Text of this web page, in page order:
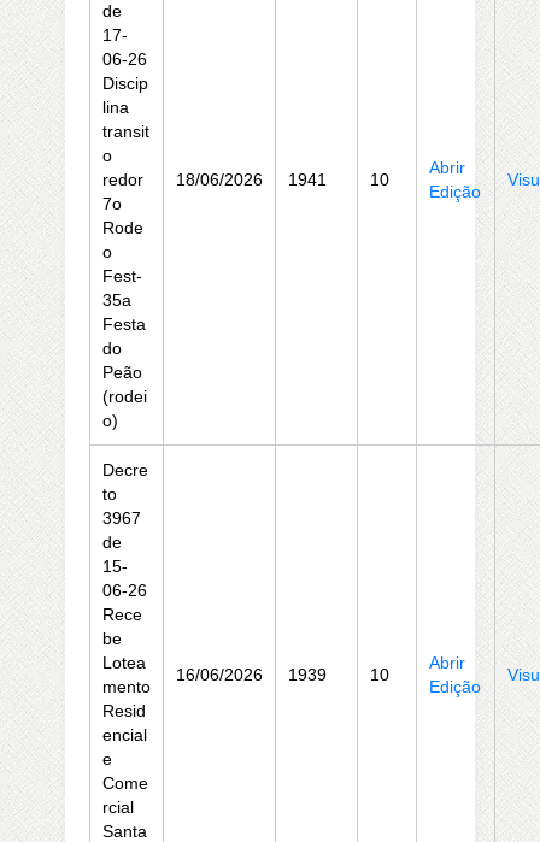
de
17-
06-26
Discip
lina
transit
o
redor
7o
Rode
o
Fest-
35a
Festa
do
Peão
(rodei
o)
18/06/2026 1941 10
Abrir
Edição
Decre
to
3967
de
15-
06-26
Rece
be
Lotea
mento
Resid
encial
e
Come
rcial
Santa
16/06/2026 1939 10
Abrir
Edição